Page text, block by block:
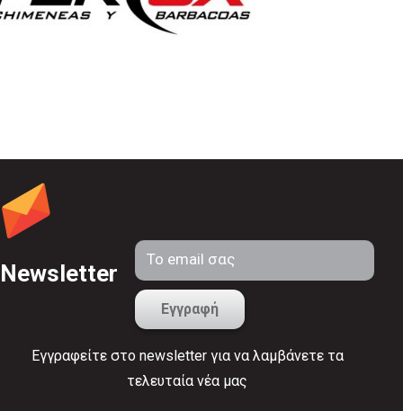
Newsletter
Εγγραφείτε στο newsletter για να λαμβάνετε τα
τελευταία νέα μας